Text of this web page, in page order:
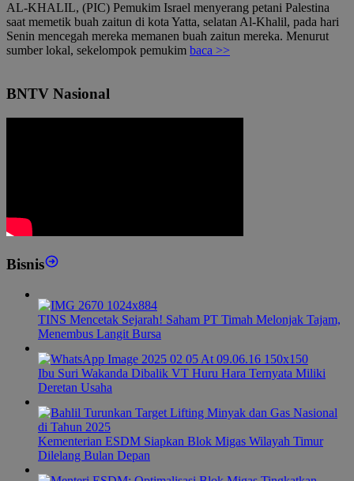
AL-KHALIL, (PIC) Pemukim Israel menyerang petani Palestina
saat memetik buah zaitun di kota Yatta, selatan Al-Khalil, pada hari
Senin mencegah mereka memanen buah zaitun mereka. Menurut
sumber lokal, sekelompok pemukim baca >>
BNTV Nasional
Bisnis
TINS Mencetak Sejarah! Saham PT Timah Melonjak Tajam,
Menembus Langit Bursa
Ibu Suri Wakanda Dibalik VT Huru Hara Ternyata Miliki
Deretan Usaha
Kementerian ESDM Siapkan Blok Migas Wilayah Timur
Dilelang Bulan Depan